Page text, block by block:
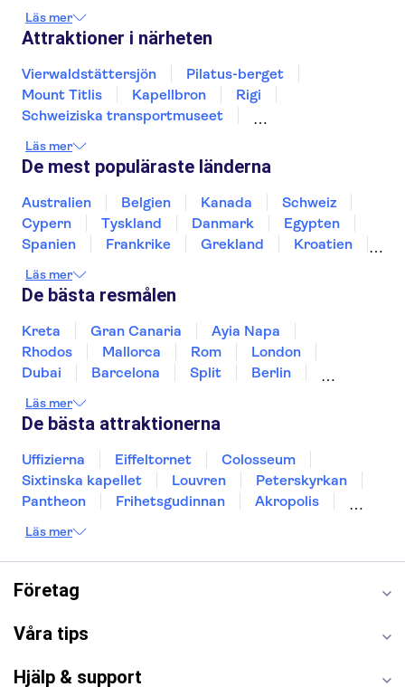
Läs mer
Attraktioner i närheten
Vierwaldstättersjön
Pilatus-berget
Mount Titlis
Kapellbron
Rigi
Schweiziska transportmuseet
Zürichsjön
Brienzsjön
Jungfraujoch
Rhine Falls
Läs mer
De mest populäraste länderna
Australien Belgien Kanada
Schweiz
Cypern
Tyskland Danmark
Egypten
Spanien
Frankrike Grekland
Kroatien
Sverige
Thailand
Läs mer
De bästa resmålen
Kreta Gran Canaria
Ayia Napa
Rhodos
Mallorca Rom
London
Dubai
Barcelona Split
Berlin
Gdansk
Oslo
Helsingborg
Läs mer
De bästa attraktionerna
Uffizierna Eiffeltornet
Colosseum
Sixtinska kapellet
Louvren
Peterskyrkan
Pantheon
Frihetsgudinnan
Akropolis
Burj Khalifa
Saltgruvan i Wieliczka
Alhambra
Caminito del Rey
London Dungeon
Läs mer
Företag
Våra tips
Hjälp & support